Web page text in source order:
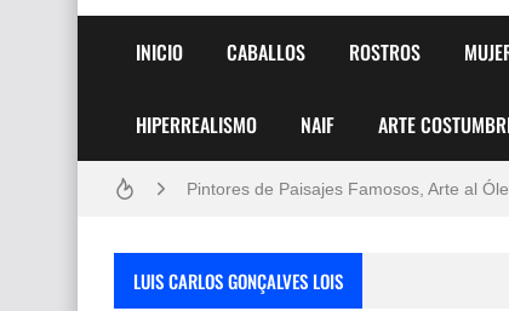
INICIO CABALLOS ROSTROS
HIPERREALISMO NAIF ARTE
Frutas y Flores Para Colorear Imágenes
Pintores de Paisajes Famosos, Arte al
Dibujos Fáciles Para Pintar con Acrílico
LUIS CARLOS GONÇALVES LOIS